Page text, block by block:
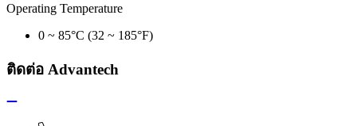
Operating Temperature
0 ~ 85°C (32 ~ 185°F)
ติดต่อ Advantech